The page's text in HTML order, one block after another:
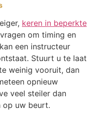
keren in beperkte
om timing en
een instructeur
Stuurt u te laat
weinig vooruit, dan
opnieuw
veel steiler dan
op uw beurt.